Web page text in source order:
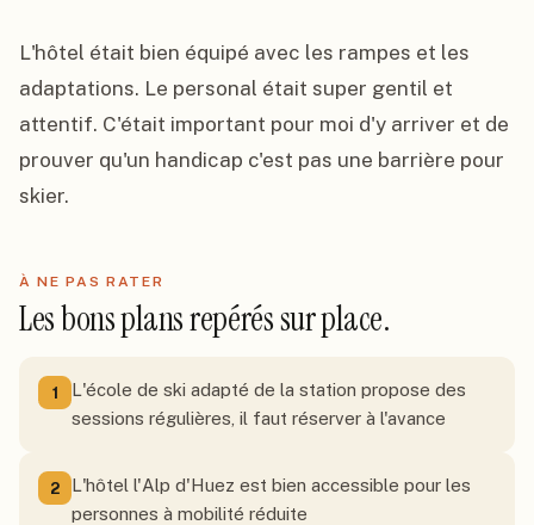
L'hôtel était bien équipé avec les rampes et les
adaptations. Le personal était super gentil et
attentif. C'était important pour moi d'y arriver et de
prouver qu'un handicap c'est pas une barrière pour
skier.
À NE PAS RATER
Les bons plans repérés sur place.
1
L'école de ski adapté de la station propose des
sessions régulières, il faut réserver à l'avance
2
L'hôtel l'Alp d'Huez est bien accessible pour les
personnes à mobilité réduite